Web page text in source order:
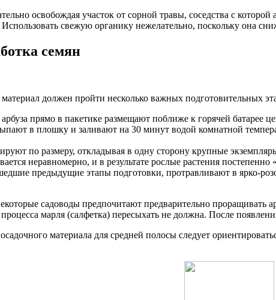
освобождая участок от сорной травы, соседства с
свежую органику нежелательно, поскольку она
семян
должен пройти несколько важных подготовительных
прямо в пакетике размещают поближе к горячей батарее
в плошку и заливают на 30 минут водой комнатной
по размеру, откладывая в одну сторону крупные
неравномерно, и в результате рослые растения
предыдущие этапы подготовки, протравливают в ярко-
садоводы предпочитают предварительно
марля (салфетка) пересыхать не должна. После
материала для средней полосы следует